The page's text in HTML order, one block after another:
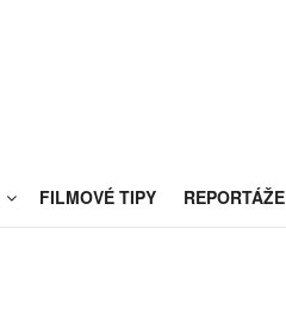
FILMOVÉ TIPY REPORTÁŽE